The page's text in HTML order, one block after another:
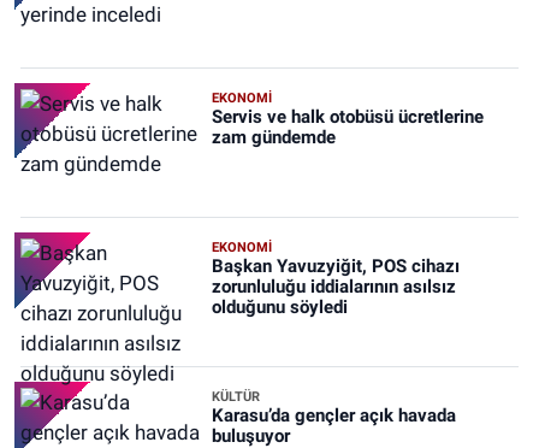
EKONOMİ
Servis ve halk otobüsü ücretlerine
zam gündemde
EKONOMİ
Başkan Yavuzyiğit, POS cihazı
zorunluluğu iddialarının asılsız
olduğunu söyledi
KÜLTÜR
Karasu’da gençler açık havada
buluşuyor